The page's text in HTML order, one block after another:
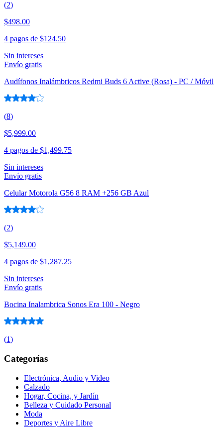
(2)
$498.00
4 pagos de $124.50
Sin intereses
Envío gratis
Audífonos Inalámbricos Redmi Buds 6 Active (Rosa) - PC / Móvil
(8)
$5,999.00
4 pagos de $1,499.75
Sin intereses
Envío gratis
Celular Motorola G56 8 RAM +256 GB Azul
(2)
$5,149.00
4 pagos de $1,287.25
Sin intereses
Envío gratis
Bocina Inalambrica Sonos Era 100 - Negro
(1)
Categorías
Electrónica, Audio y Video
Calzado
Hogar, Cocina, y Jardín
Belleza y Cuidado Personal
Moda
Deportes y Aire Libre